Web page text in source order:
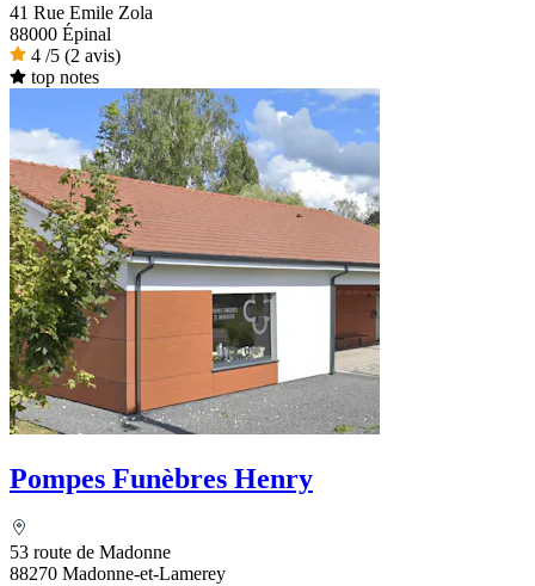
41 Rue Emile Zola
88000 Épinal
4 /5 (2 avis)
top notes
Pompes Funèbres Henry
53 route de Madonne
88270 Madonne-et-Lamerey